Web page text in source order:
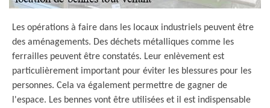
Les opérations à faire dans les locaux industriels peuvent être
des aménagements. Des déchets métalliques comme les
ferrailles peuvent être constatés. Leur enlèvement est
particulièrement important pour éviter les blessures pour les
personnes. Cela va également permettre de gagner de
l'espace. Les bennes vont être utilisées et il est indispensable